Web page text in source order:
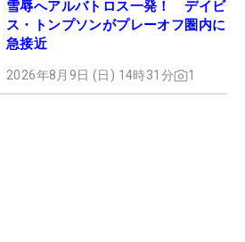
雪辱へアルバトロス一発！ デイビ
ス・トンプソンがプレーオフ圏内に
急接近
2026年8月9日 (日) 14時31分 1